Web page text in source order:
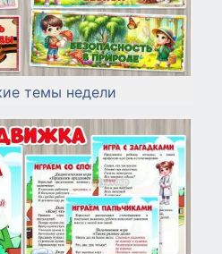
темы недели